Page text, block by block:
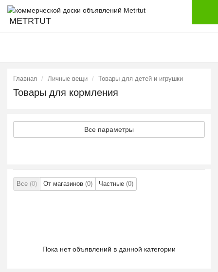
METRTUT
Главная Личные вещи Товары для детей и игрушки
Товары для кормления
Все параметры
Все (0) От магазинов (0) Частные (0)
Пока нет объявлений в данной категории